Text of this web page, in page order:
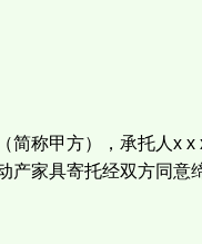
称甲方），承托人x x
产家具寄托经双方同意